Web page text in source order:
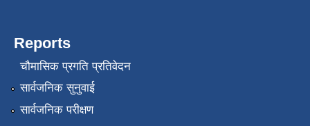
Reports
चौमासिक प्रगति प्रतिवेदन
सार्वजनिक सुनुवाई
सार्वजनिक परीक्षण